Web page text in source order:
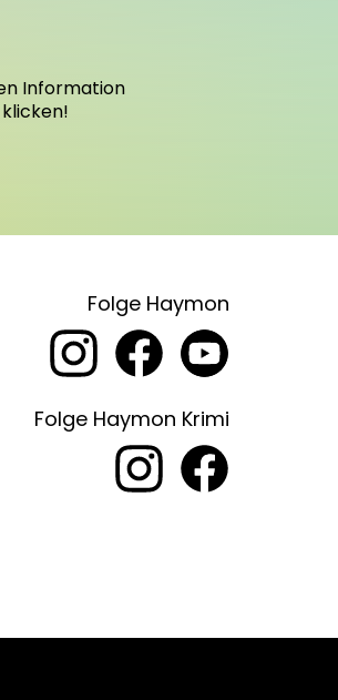
Information
klicken!
Folge Haymon
Folge Haymon Krimi